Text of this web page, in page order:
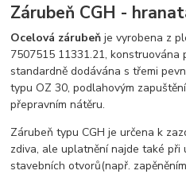
Zárubeň CGH -
Ocelová zárubeň je vyrobena z
7507515 11331.21, konstruována
standardně dodávána s třemi
typu OZ 30, podlahovým
přepravním nátěru.
Zárubeň typu CGH je určena k
zdiva, ale uplatnění najde také při
stavebních otvorů(např.